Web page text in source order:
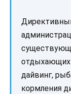
отдыхающих
дайвинг,
кормления